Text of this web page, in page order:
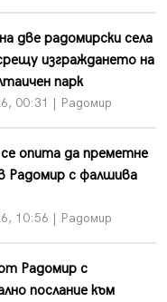
две радомирски села
изграждането на
парк
00:31 | Радомир
опита да преметне
Радомир с фалшива
10:56 | Радомир
Радомир с
послание към